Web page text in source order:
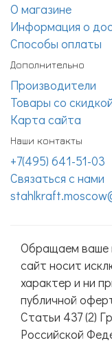
О магазине
Информация о
Способы оплаты
Дополнительно
Производители
Товары со скидкой
Карта сайта
Наши контакты
+7(495) 641-51-03
Связаться с нами
Обращаем ваше
сайт носит
характер и ни
публичной
Статьи 437 (2)
Российской